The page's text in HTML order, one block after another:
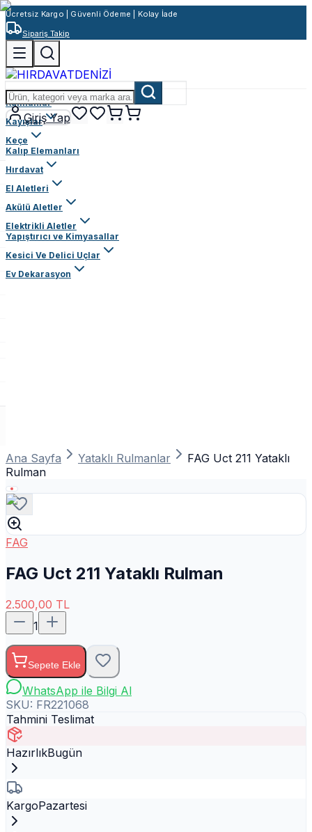
Ücretsiz Kargo | Güvenli Ödeme | Kolay İade
Sipariş Takip
Giriş Yap
Rulmanlar
Kayışlar
Keçe
Kalıp Elemanları
Hırdavat
El Aletleri
Akülü Aletler
Elektrikli Aletler
Yapıştırıcı ve Kimyasallar
Kesici Ve Delici Uçlar
Ev Dekarasyon
Ana Sayfa Yataklı Rulmanlar
FAG Uct 211 Yataklı
Rulman
FAG
FAG Uct 211 Yataklı Rulman
2.500,00 TL
1
Sepete Ekle
WhatsApp ile Bilgi Al
SKU: FR221068
Tahmini Teslimat
HazırlıkBugün
KargoPazartesi